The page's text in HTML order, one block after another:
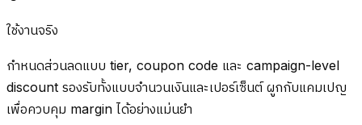
ใช้งานจริง
กำหนดส่วนลดแบบ tier, coupon code และ campaign-level
discount รองรับทั้งแบบจำนวนเงินและเปอร์เซ็นต์ ผูกกับแคมเปญ
เพื่อควบคุม margin ได้อย่างแม่นยำ